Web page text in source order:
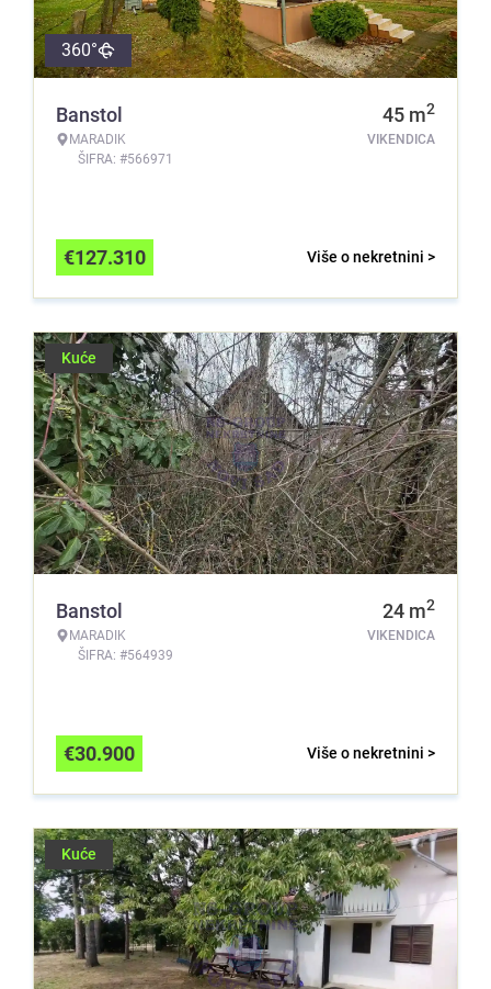
360°
Banstol
MARADIK
ŠIFRA: #566971
45 m2
VIKENDICA
Više o nekretnini >
€127.310
Kuće
Banstol
MARADIK
ŠIFRA: #564939
24 m2
VIKENDICA
Više o nekretnini >
€30.900
Kuće